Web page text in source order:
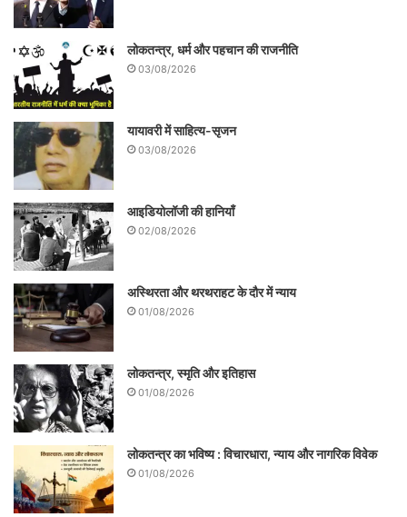
लोकतन्त्र, धर्म और पहचान की राजनीति
03/08/2026
यायावरी में साहित्य-सृजन
03/08/2026
आइडियोलॉजी की हानियाँ
02/08/2026
अस्थिरता और थरथराहट के दौर में न्याय
01/08/2026
लोकतन्त्र, स्मृति और इतिहास
01/08/2026
लोकतन्त्र का भविष्य : विचारधारा, न्याय और नागरिक विवेक
01/08/2026